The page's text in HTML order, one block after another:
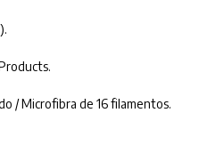
/ Microfibra de 16 filamentos.